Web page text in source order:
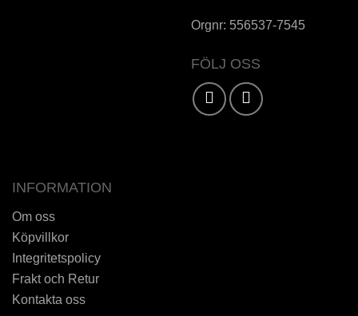
Orgnr: 556537-7545
FÖLJ OSS
INFORMATION
Om oss
Köpvillkor
Integritetspolicy
Frakt och Retur
Kontakta oss